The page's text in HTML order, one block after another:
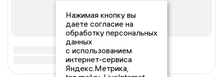
Нажимая кнопку вы
даете согласие на
обработку персональных
данных
с использованием
интернет-сервиса
Яндекс.Метрика,